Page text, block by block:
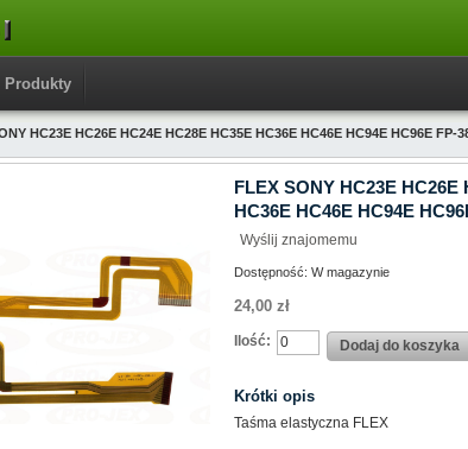
Produkty
HC23E HC26E HC24E HC28E HC35E HC36E HC46E HC94E HC96E FP-
FLEX SONY HC23E HC26E
HC36E HC46E HC94E
Wyślij znajomemu
Dostępność: W magazynie
24,00 zł
Ilość: Dodaj do koszyka
Krótki opis
Taśma elastyczna FLEX